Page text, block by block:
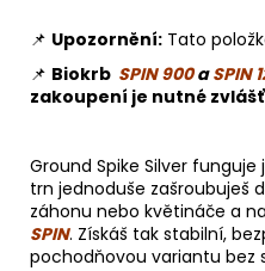
📌 Upozornění: Tato
📌 Biokrb SPIN 900 a SPIN
zakoupení je nutné
Ground Spike Silver funguje
trn jednoduše zašroubuješ
záhonu nebo květináče a
SPIN. Získáš tak stabilní,
pochodňovou variantu bez